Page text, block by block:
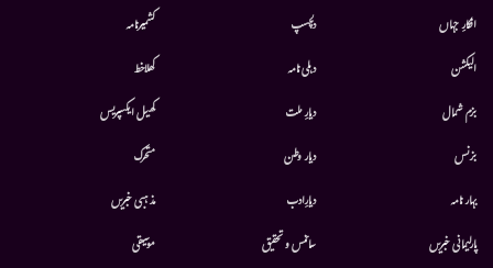
افکارِ جہاں
الیکشن
بزم شمال
بزنس
بہار نامہ
پارلیمانی خبریں
دلچسپ
دہلی نامہ
دیارِ ملت
دیار وطن
دیارِادب
سائنس و تحقیق
کشمیرنامہ
کھلاخط
کھیل ایکسپریس
متحرك
مذہبی خبریں
موسيقى